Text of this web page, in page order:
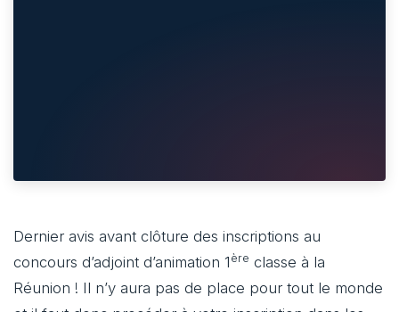
Dernier avis avant clôture des inscriptions au
concours d’adjoint d’animation 1 ère classe à la
Réunion ! Il n’y aura pas de place pour tout le monde